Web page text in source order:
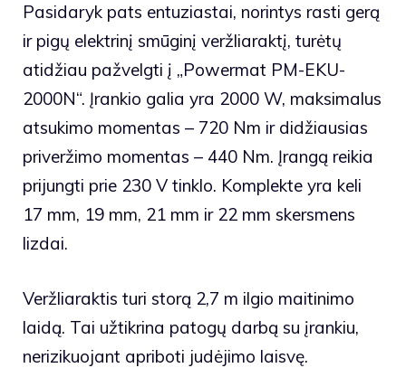
Pasidaryk pats entuziastai, norintys rasti gerą
ir pigų elektrinį smūginį veržliaraktį, turėtų
atidžiau pažvelgti į „Powermat PM-EKU-
2000N“. Įrankio galia yra 2000 W, maksimalus
atsukimo momentas – 720 Nm ir didžiausias
priveržimo momentas – 440 Nm. Įrangą reikia
prijungti prie 230 V tinklo. Komplekte yra keli
17 mm, 19 mm, 21 mm ir 22 mm skersmens
lizdai.
Veržliaraktis turi storą 2,7 m ilgio maitinimo
laidą. Tai užtikrina patogų darbą su įrankiu,
nerizikuojant apriboti judėjimo laisvę.